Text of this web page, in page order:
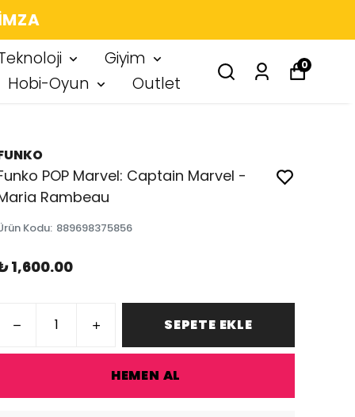
Giyim
Hobi-Oyun Outlet
0
POP Marvel: Captain Marvel -
Rambeau
Kodu: 889698375856
1,600.00
SEPETE EKLE
HEMEN AL